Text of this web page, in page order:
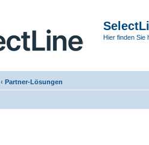
Hier finden Sie
‹ Partner-Lösungen